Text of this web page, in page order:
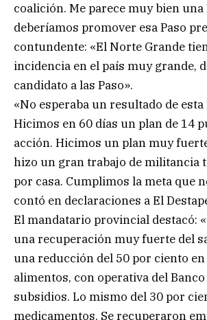
coalición. Me parece muy bien una
deberíamos promover esa Paso
contundente: «El Norte Grande
incidencia en el país muy grande,
candidato a las Paso».
«No esperaba un resultado de
Hicimos en 60 días un plan de 14
acción. Hicimos un plan muy
hizo un gran trabajo de militancia
por casa. Cumplimos la meta que
contó en declaraciones a El
El mandatario provincial destacó:
una recuperación muy fuerte del
una reducción del 50 por ciento
alimentos, con operativa del Banco
subsidios. Lo mismo del 30 por
medicamentos. Se recuperaron